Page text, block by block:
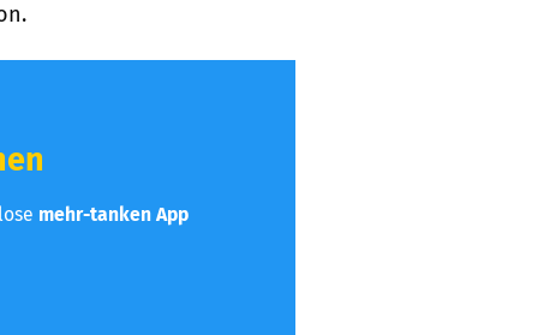
mehr-tanken App